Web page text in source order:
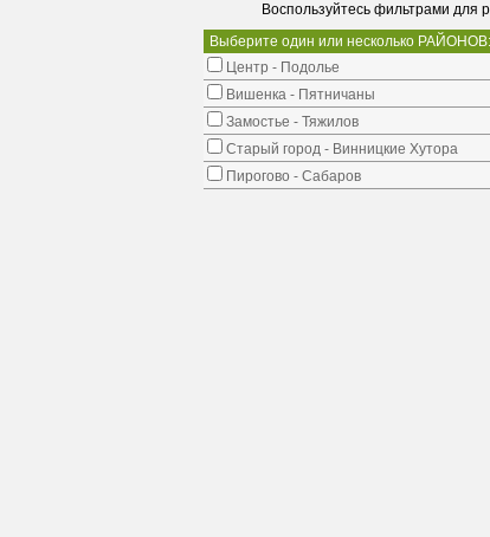
Воспользуйтесь фильтрами для
Выберите один или несколько РАЙОНОВ:
Центр - Подолье
Вишенка - Пятничаны
Замостье - Тяжилов
Старый город - Винницкие Хутора
Пирогово - Сабаров